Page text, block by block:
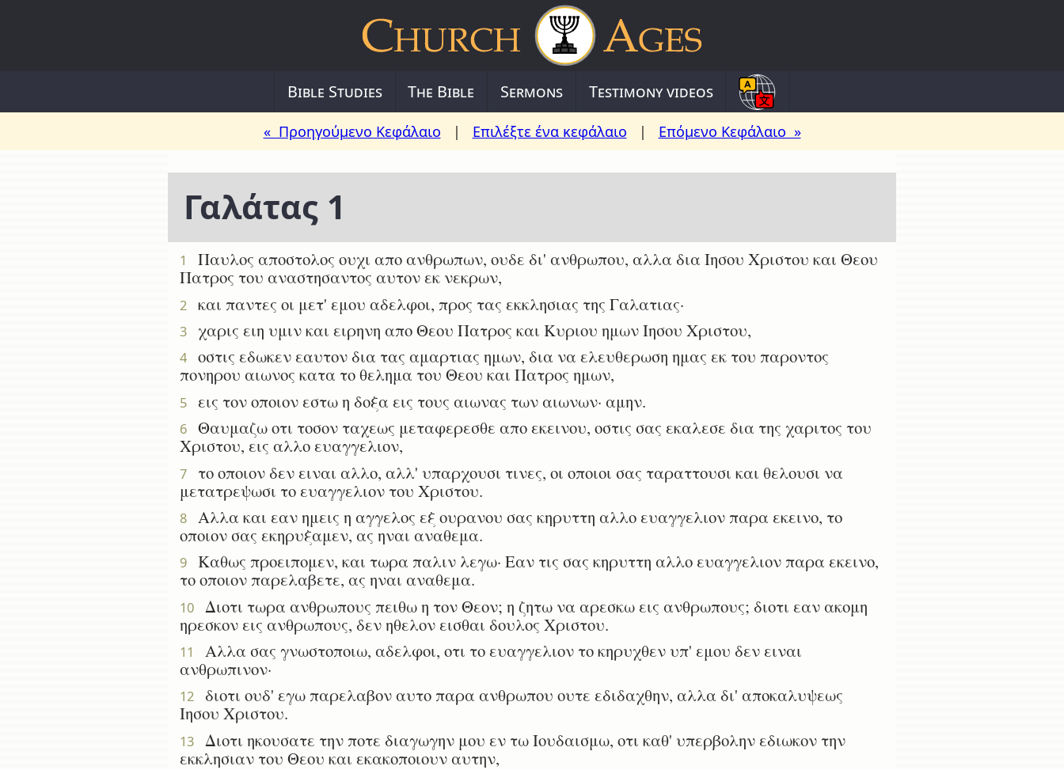
Bible Studies The Bible Sermons Testimony videos
« Προηγούμενο Κεφάλαιο | Επιλέξτε ένα κεφάλαιο | Επόμενο Κεφάλαιο »
Γαλάτας 1
1
Παυλος αποστολος ουχι απο ανθρωπων, ουδε δι' ανθρωπου, αλλα δια Ιησου Χριστου και Θεου
Πατρος του αναστησαντος αυτον εκ νεκρων,
2 και παντες οι μετ' εμου αδελφοι, προς τας εκκλησιας της Γαλατιας·
3 χαρις ειη υμιν και ειρηνη απο Θεου Πατρος και Κυριου ημων Ιησου Χριστου,
4
οστις εδωκεν εαυτον δια τας αμαρτιας ημων, δια να ελευθερωση ημας εκ του παροντος
πονηρου αιωνος κατα το θελημα του Θεου και Πατρος ημων,
5 εις τον οποιον εστω η δοξα εις τους αιωνας των αιωνων· αμην.
6
Θαυμαζω οτι τοσον ταχεως μεταφερεσθε απο εκεινου, οστις σας εκαλεσε δια της χαριτος του
Χριστου, εις αλλο ευαγγελιον,
7
το οποιον δεν ειναι αλλο, αλλ' υπαρχουσι τινες, οι οποιοι σας ταραττουσι και θελουσι να
μετατρεψωσι το ευαγγελιον του Χριστου.
8
Αλλα και εαν ημεις η αγγελος εξ ουρανου σας κηρυττη αλλο ευαγγελιον παρα εκεινο, το
οποιον σας εκηρυξαμεν, ας ηναι αναθεμα.
9
Καθως προειπομεν, και τωρα παλιν λεγω· Εαν τις σας κηρυττη αλλο ευαγγελιον παρα εκεινο,
το οποιον παρελαβετε, ας ηναι αναθεμα.
10
Διοτι τωρα ανθρωπους πειθω η τον Θεον; η ζητω να αρεσκω εις ανθρωπους; διοτι εαν ακομη
ηρεσκον εις ανθρωπους, δεν ηθελον εισθαι δουλος Χριστου.
11
Αλλα σας γνωστοποιω, αδελφοι, οτι το ευαγγελιον το κηρυχθεν υπ' εμου δεν ειναι
ανθρωπινον·
12
διοτι ουδ' εγω παρελαβον αυτο παρα ανθρωπου ουτε εδιδαχθην, αλλα δι' αποκαλυψεως
Ιησου Χριστου.
13
Διοτι ηκουσατε την ποτε διαγωγην μου εν τω Ιουδαισμω, οτι καθ' υπερβολην εδιωκον την
εκκλησιαν του Θεου και εκακοποιουν αυτην,